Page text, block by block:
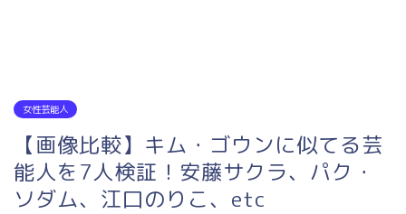
女性芸能人
【画像比較】キム・ゴウンに似てる芸
能人を7人検証！安藤サクラ、パク・
ソダム、江口のりこ、etc